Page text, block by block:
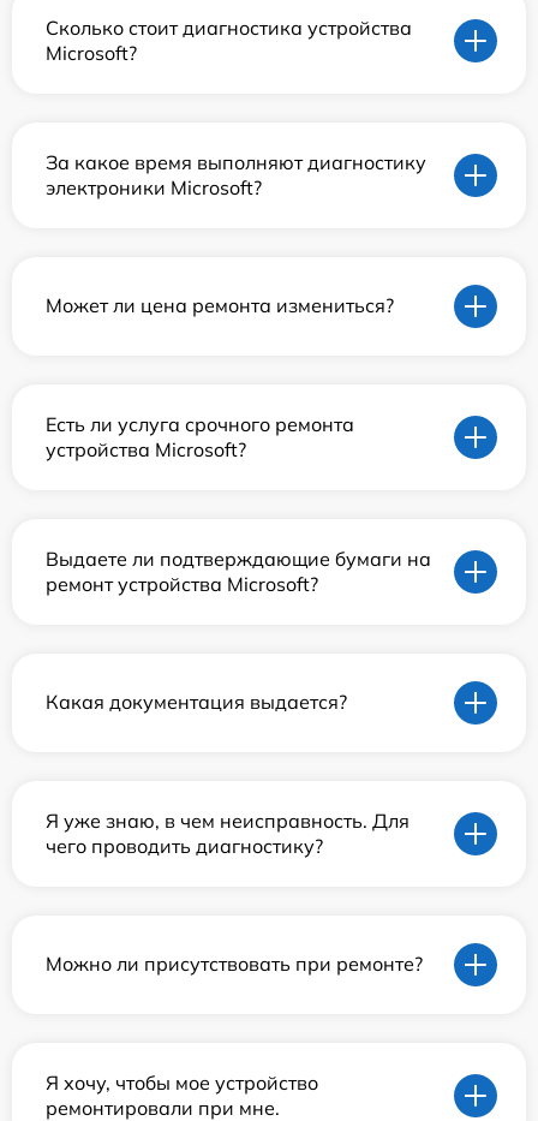
Сколько стоит диагностика устройства
Microsoft?
За какое время выполняют диагностику
электроники Microsoft?
Может ли цена ремонта измениться?
Есть ли услуга срочного ремонта
устройства Microsoft?
Выдаете ли подтверждающие бумаги на
ремонт устройства Microsoft?
Какая документация выдается?
Я уже знаю, в чем неисправность. Для
чего проводить диагностику?
Можно ли присутствовать при ремонте?
Я хочу, чтобы мое устройство
ремонтировали при мне.